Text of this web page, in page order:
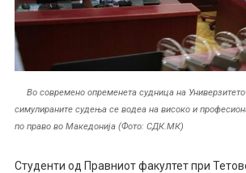
Во современо опременета судница на
симулираните судења се водеа на високо и
по право во Македонија (Фото: СДК.МК)
Студенти од Правниот факултет при